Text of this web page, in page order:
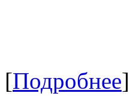
[Подробнее]